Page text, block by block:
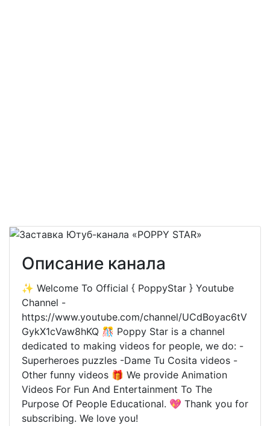
Описание канала
✨ Welcome To Official { PoppyStar } Youtube
Channel -
https://www.youtube.com/channel/UCdBoyac6tV
GykX1cVaw8hKQ 🎊 Poppy Star is a channel
dedicated to making videos for people, we do: -
Superheroes puzzles -Dame Tu Cosita videos -
Other funny videos 🎁 We provide Animation
Videos For Fun And Entertainment To The
Purpose Of People Educational. 💖 Thank you for
subscribing. We love you!